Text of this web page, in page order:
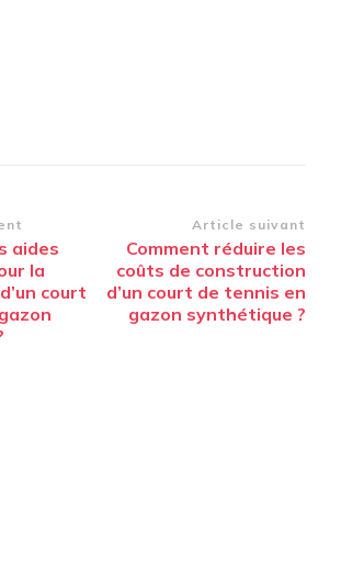
aides
la
court
Article suivant
Comment réduire les
coûts de construction
d’un court de tennis en
gazon synthétique ?